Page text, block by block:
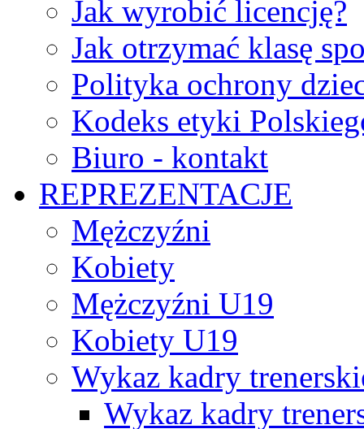
Jak wyrobić licencję?
Jak otrzymać klasę
Polityka ochrony
Kodeks etyki
Biuro - kontakt
REPREZENTACJE
Mężczyźni
Kobiety
Mężczyźni U19
Kobiety U19
Wykaz kadry
Wykaz kadry